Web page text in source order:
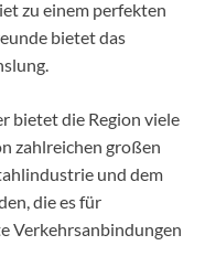
zu einem perfekten
bietet das
bietet die Region viele
zahlreichen großen
und dem
die es für
Verkehrsanbindungen